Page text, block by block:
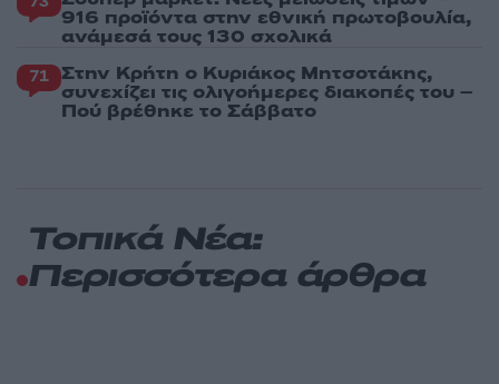
916 προϊόντα στην εθνική πρωτοβουλία,
ανάμεσά τους 130 σχολικά
71 Στην Κρήτη ο Κυριάκος Μητσοτάκης,
συνεχίζει τις ολιγοήμερες διακοπές του –
Πού βρέθηκε το Σάββατο
Τοπικά Νέα:
Περισσότερα άρθρα